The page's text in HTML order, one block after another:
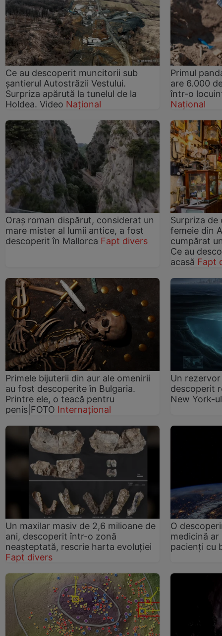
Ce au descoperit muncitorii sub
șantierul Autostrăzii Vestului.
Surpriza apărută la tunelul de la
Holdea. Video Național
Primul
are 6.000
într-o
Național
Oraș roman dispărut, considerat un
mare mister al lumii antice, a fost
descoperit în Mallorca Fapt divers
Surpriza de
femeie din
cumpărat
Ce au
acasă Fapt
Primele bijuterii din aur ale omenirii
au fost descoperite în Bulgaria.
Printre ele, o teacă pentru
penis|FOTO Internațional
Un
descoperit
New York-
Un maxilar masiv de 2,6 milioane de
ani, descoperit într-o zonă
neașteptată, rescrie harta evoluției
Fapt divers
O
medicină ar
pacienți cu